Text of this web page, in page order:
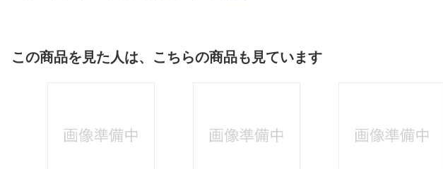
この商品を見た人は、こちらの商品も見ています